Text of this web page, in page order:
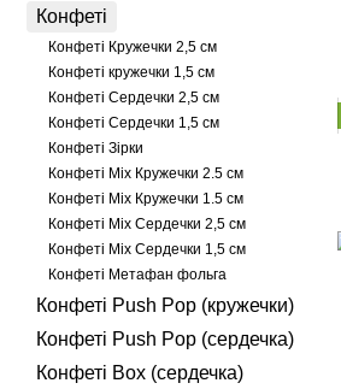
Конфеті
Конфеті Кружечки 2,5 см
Конфеті кружечки 1,5 см
Конфеті Сердечки 2,5 см
Конфеті Сердечки 1,5 см
Конфеті Зірки
Конфеті Mix Кружечки 2.5 см
Конфеті Mix Кружечки 1.5 см
Конфеті Mix Сердечки 2,5 см
Конфеті Mix Сердечки 1,5 см
Конфеті Метафан фольга
Конфеті Push Pop (кружечки)
Конфеті Push Pop (сердечка)
Конфеті Box (сердечка)